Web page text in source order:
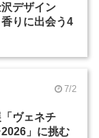
デザイン
りに出会う4
7/2
ヴェネチ
」に挑む